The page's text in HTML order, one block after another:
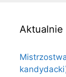
Aktualnie